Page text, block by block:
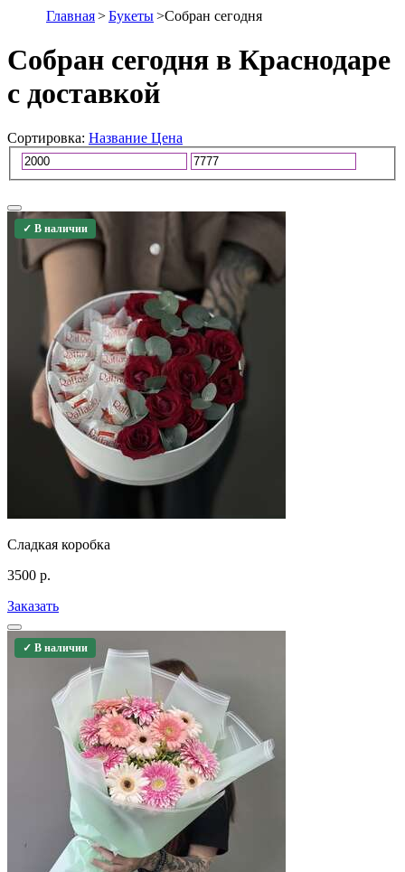
Главная>Букеты>Собран сегодня
Собран сегодня в Краснодаре
с доставкой
Сортировка: Название Цена
✓ В наличии
Сладкая коробка
3500 р.
Заказать
✓ В наличии